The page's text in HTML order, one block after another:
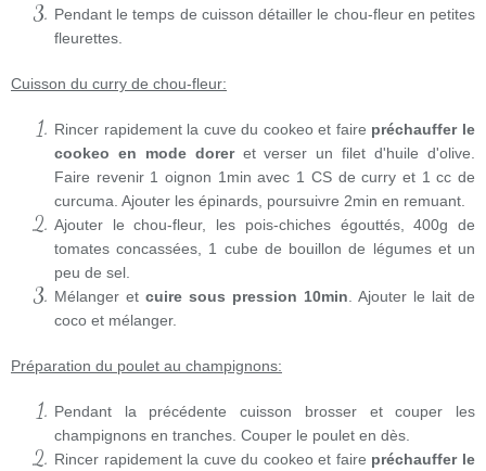
Pendant le temps de cuisson détailler le chou-fleur en petites
fleurettes.
Cuisson du curry de chou-fleur:
Rincer rapidement la cuve du cookeo et faire préchauffer le
cookeo en mode doreret verser un filet d'huile d'olive.
Faire revenir 1 oignon 1min avec 1 CS de curry et 1 cc de
curcuma. Ajouter les épinards, poursuivre 2min en remuant.
Ajouter le chou-fleur, les pois-chiches égouttés, 400g de
tomates concassées, 1 cube de bouillon de légumes et un
peu de sel.
Mélanger et cuire sous pression 10min . Ajouter le lait de
coco et mélanger.
Préparation du poulet au champignons:
Pendant la précédente cuisson brosser et couper les
champignons en tranches. Couper le poulet en dès.
Rincer rapidement la cuve du cookeo et faire préchauffer le